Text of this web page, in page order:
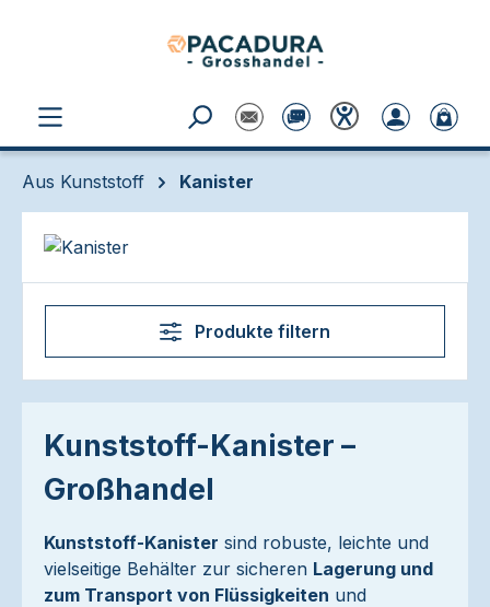
Aus Kunststoff Kanister
Produkte filtern
Kunststoff-Kanister –
Großhandel
Kunststoff-Kanister sind robuste, leichte und
vielseitige Behälter zur sicheren Lagerung und
zum Transport von Flüssigkeiten und